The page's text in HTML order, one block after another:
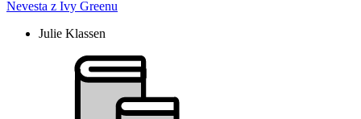
Nevesta z Ivy Greenu
Julie Klassen